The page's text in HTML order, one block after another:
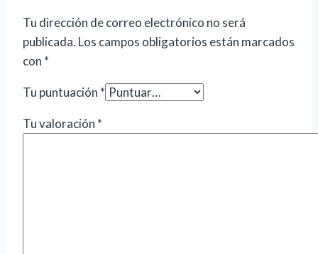
Tu dirección de correo electrónico no será
publicada. Los campos obligatorios están marcados
con *
Tu puntuación *
Tu valoración *